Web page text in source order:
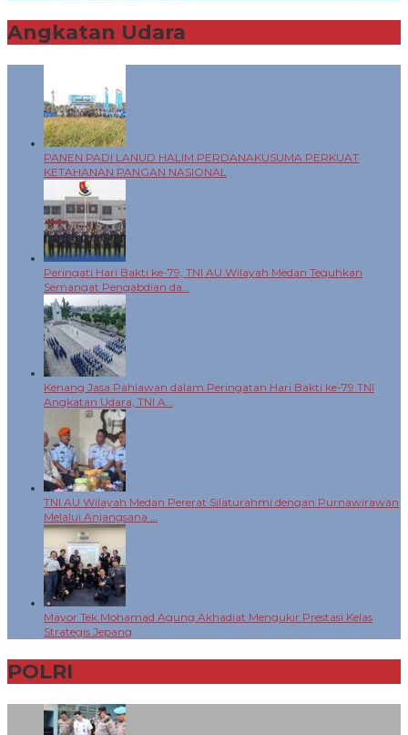
Angkatan Udara
PANEN PADI LANUD HALIM PERDANAKUSUMA PERKUAT
KETAHANAN PANGAN NASIONAL
Peringati Hari Bakti ke-79, TNI AU Wilayah Medan Teguhkan
Semangat Pengabdian da…
Kenang Jasa Pahlawan dalam Peringatan Hari Bakti ke-79 TNI
Angkatan Udara, TNI A…
TNI AU Wilayah Medan Pererat Silaturahmi dengan Purnawirawan
Melalui Anjangsana …
Mayor Tek Mohamad Agung Akhadiat Mengukir Prestasi Kelas
Strategis Jepang
POLRI